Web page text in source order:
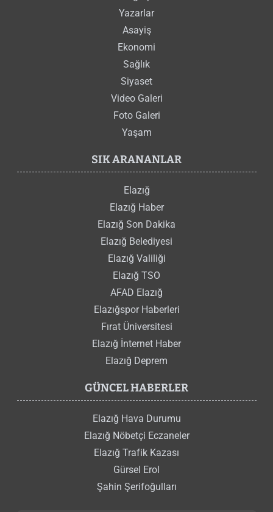
Yazarlar
Asayiş
Ekonomi
Sağlık
Siyaset
Video Galeri
Foto Galeri
Yaşam
SIK ARANANLAR
Elazığ
Elazığ Haber
Elazığ Son Dakika
Elazığ Belediyesi
Elazığ Valiliği
Elazığ TSO
AFAD Elazığ
Elazığspor Haberleri
Fırat Üniversitesi
Elazığ İnternet Haber
Elazığ Deprem
GÜNCEL HABERLER
Elazığ Hava Durumu
Elazığ Nöbetçi Eczaneler
Elazığ Trafik Kazası
Gürsel Erol
Şahin Şerifoğulları